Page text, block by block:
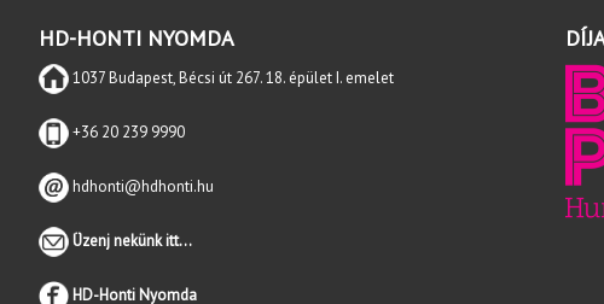
HD-HONTI NYOMDA
1037 Budapest, Bécsi út 267. 18. épület I. emelet
+36 20 239 9990
hdhonti@hdhonti.hu
Üzenj nekünk itt...
HD-Honti Nyomda